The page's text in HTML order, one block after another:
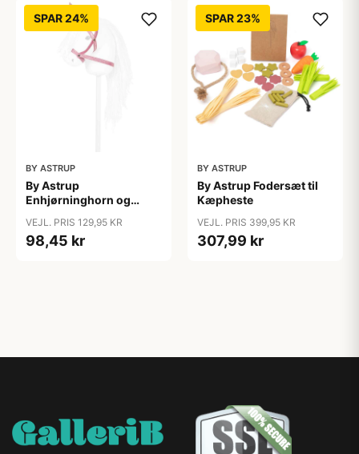
SPAR 24%
BY ASTRUP
By Astrup
Enhjørninghorn og
VEJL. PRIS 129,95 KR
98,45 kr
SPAR 23%
BY ASTRUP
By Astrup Fodersæt til
Kæpheste
VEJL. PRIS 399,95 KR
307,99 kr